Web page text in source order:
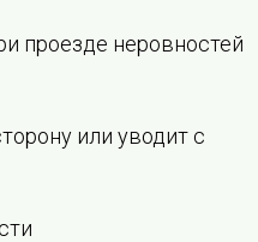
проезде неровностей
или уводит с